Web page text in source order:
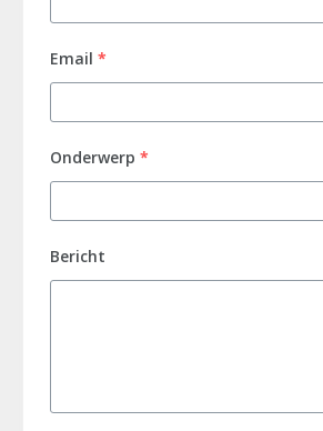
Email *
Onderwerp *
Bericht